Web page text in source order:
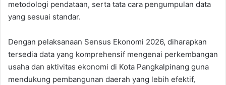
metodologi pendataan, serta tata cara pengumpulan data
yang sesuai standar.
Dengan pelaksanaan Sensus Ekonomi 2026, diharapkan
tersedia data yang komprehensif mengenai perkembangan
usaha dan aktivitas ekonomi di Kota Pangkalpinang guna
mendukung pembangunan daerah yang lebih efektif,